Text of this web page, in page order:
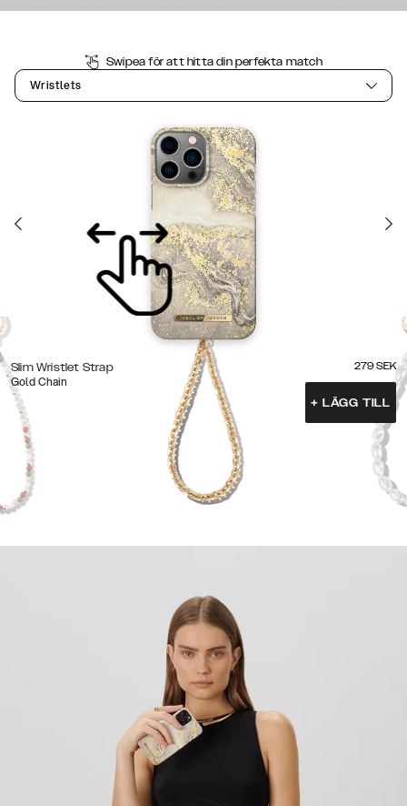
Swipea för att hitta din perfekta match
Wristlets
Slim Wristlet Strap
Gold Chain
279 SEK
+ LÄGG TILL